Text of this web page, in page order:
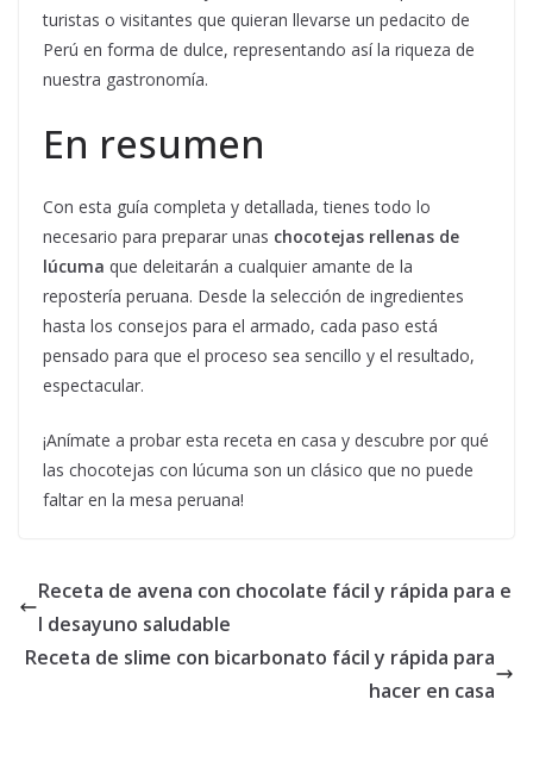
turistas o visitantes que quieran llevarse un pedacito de
Perú en forma de dulce, representando así la riqueza de
nuestra gastronomía.
En resumen
Con esta guía completa y detallada, tienes todo lo
necesario para preparar unas chocotejas rellenas de
lúcuma que deleitarán a cualquier amante de la
repostería peruana. Desde la selección de ingredientes
hasta los consejos para el armado, cada paso está
pensado para que el proceso sea sencillo y el resultado,
espectacular.
¡Anímate a probar esta receta en casa y descubre por qué
las chocotejas con lúcuma son un clásico que no puede
faltar en la mesa peruana!
Receta de avena con chocolate fácil y rápida para e
l desayuno saludable
Receta de slime con bicarbonato fácil y rápida para
hacer en casa